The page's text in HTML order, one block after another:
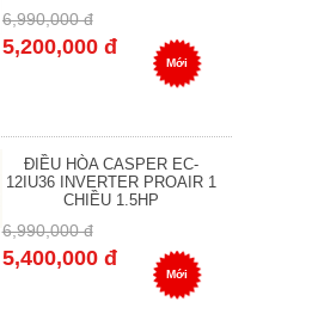
6,990,000 đ
5,200,000 đ
Mới
ĐIỀU HÒA CASPER EC-
12IU36 INVERTER PROAIR 1
CHIỀU 1.5HP
6,990,000 đ
5,400,000 đ
Mới